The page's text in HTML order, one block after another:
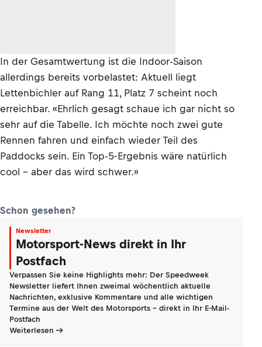
In der Gesamtwertung ist die Indoor-Saison
allerdings bereits vorbelastet: Aktuell liegt
Lettenbichler auf Rang 11, Platz 7 scheint noch
erreichbar. «Ehrlich gesagt schaue ich gar nicht so
sehr auf die Tabelle. Ich möchte noch zwei gute
Rennen fahren und einfach wieder Teil des
Paddocks sein. Ein Top-5-Ergebnis wäre natürlich
cool – aber das wird schwer.»
Schon gesehen?
Newsletter
Motorsport-News direkt in Ihr
Postfach
Verpassen Sie keine Highlights mehr: Der Speedweek
Newsletter liefert Ihnen zweimal wöchentlich aktuelle
Nachrichten, exklusive Kommentare und alle wichtigen
Termine aus der Welt des Motorsports - direkt in Ihr E-Mail-
Postfach
Weiterlesen